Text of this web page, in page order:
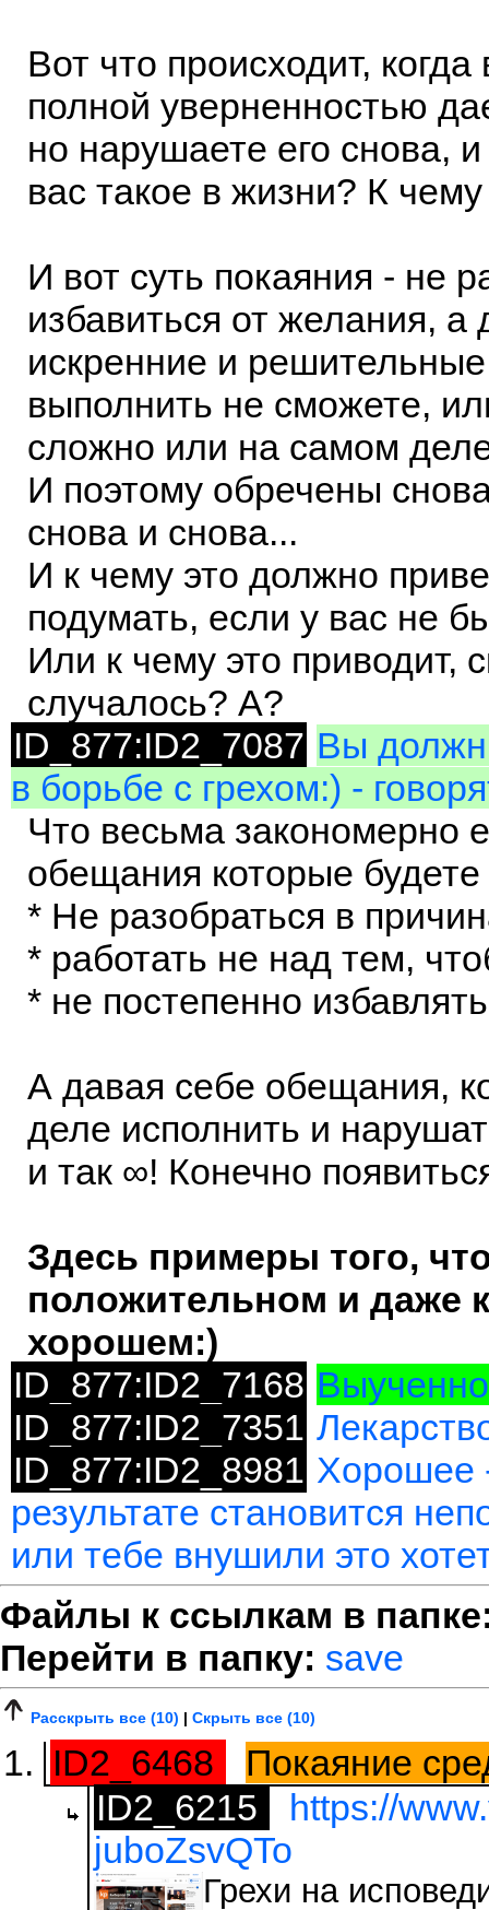
Вот что происходит,
полной уверненностью
но нарушаете его снова,
вас такое в жизни? К
И вот суть покаяния - не
избавиться от желания, а
искренние и
выполнить не сможете,
сложно или на самом
И поэтому обречены
снова и снова...
И к чему это должно
подумать, если у вас не
Или к чему это приводит,
случалось? А?
ID_877:ID2_7087 Вы
в борьбе с грехом:) -
Что весьма закономерно
обещания которые
* Не разобраться в
* работать не над тем,
* не постепенно
А давая себе обещания,
деле исполнить и
и так ∞! Конечно
Здесь примеры того,
положительном и даже
хорошем:)
ID_877:ID2_7168
ID_877:ID2_7351
ID_877:ID2_8981 Хорошее
результате становится
или тебе внушили это
Файлы к ссылкам в
Перейти в папку: save
Расскрыть все (10) | Скрыть все (10)
ID2_6468
Покаяние
ID2_6215
https://
juboZsvQTo
Грехи на